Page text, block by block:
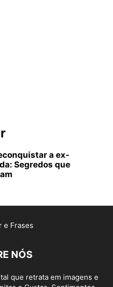
a ex-
Segredos que
NÓS
que retrata em imagens e